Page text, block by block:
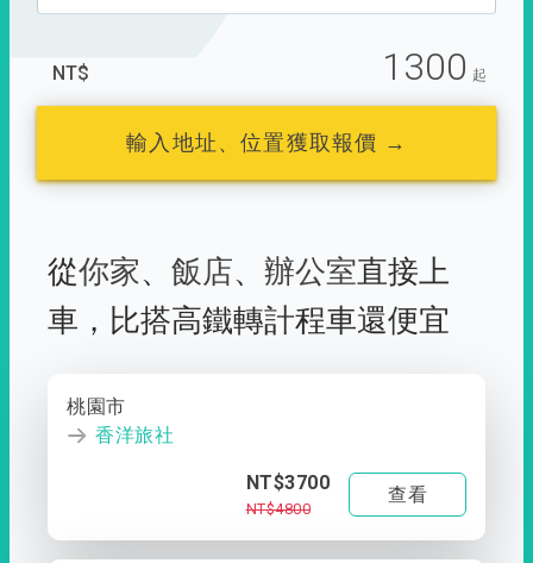
NT$ 1300 起
輸入地址、位置獲取報價 →
從你家、 飯店、 辦公室直接上
車， 比搭高鐵轉計程車還便宜
桃園市
香洋旅社
NT$3700
NT$4800
查看